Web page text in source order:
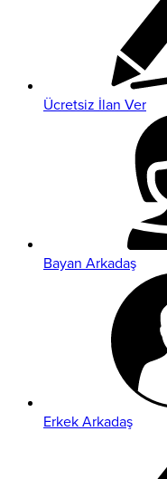
Ücretsiz İlan Ver
Bayan Arkadaş
Erkek Arkadaş